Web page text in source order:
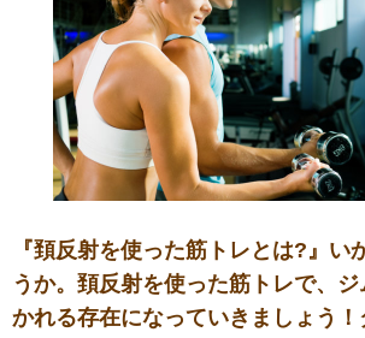
『頚反射を使った筋トレとは?』い
うか。頚反射を使った筋トレで、
かれる存在になっていきましょう！